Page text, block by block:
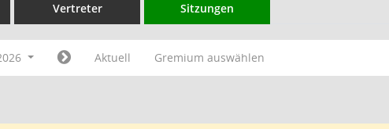
Vertreter Sitzungen
Aktuell Gremium auswählen